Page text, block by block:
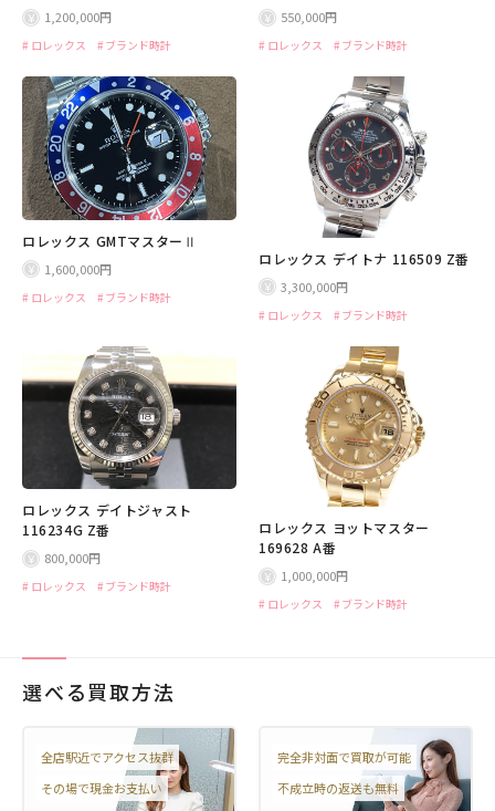
1,200,000円
ロレックス ブランド時計
550,000円
ロレックス ブランド時計
ロレックス GMTマスターⅡ
1,600,000円
ロレックス ブランド時計
ロレックス デイトナ 116509 Z番
3,300,000円
ロレックス ブランド時計
ロレックス デイトジャスト
116234G Z番
800,000円
ロレックス ブランド時計
ロレックス ヨットマスター
169628 A番
1,000,000円
ロレックス ブランド時計
選べる買取方法
全店駅近でアクセス抜群
その場で現金お支払い
完全非対面で買取が可能
不成立時の返送も無料